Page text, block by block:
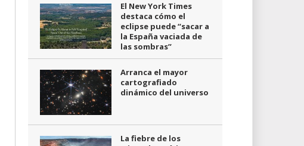
El New York Times
destaca cómo el
eclipse puede “sacar a
la España vaciada de
las sombras”
Arranca el mayor
cartografiado
dinámico del universo
La fiebre de los